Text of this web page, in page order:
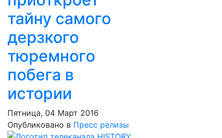
тайну самого
дерзкого
тюремного
побега в
истории
Пятница, 04 Март 2016
Опубликовано в Пресс релизы